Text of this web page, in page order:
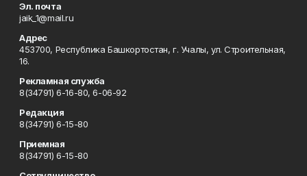
Эл. почта
jaik_1@mail.ru
Адрес
453700, Республика Башкортостан, г. Учалы, ул. Строительная,
16.
Рекламная служба
8(34791) 6-16-80, 6-06-92
Редакция
8(34791) 6-15-80
Приемная
8(34791) 6-15-80